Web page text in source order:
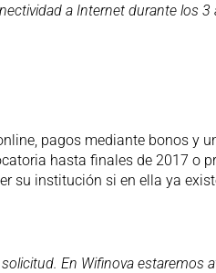
a Internet durante los 3
pagos mediante bonos y
hasta finales de 2017 o
su institución si en ella ya
En Wifinova estaremos